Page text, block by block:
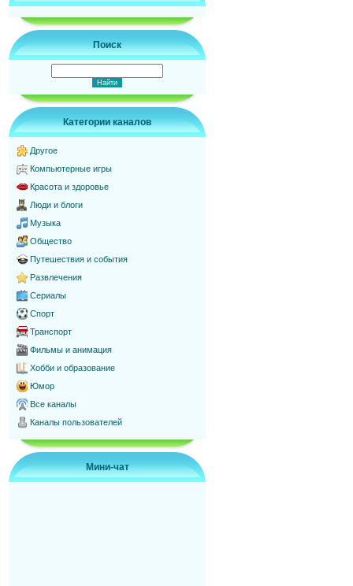
Поиск
Категории каналов
Другое
Компьютерные игры
Красота и здоровье
Люди и блоги
Музыка
Общество
Путешествия и события
Развлечения
Сериалы
Спорт
Транспорт
Фильмы и анимация
Хобби и образование
Юмор
Все каналы
Каналы пользователей
Мини-чат